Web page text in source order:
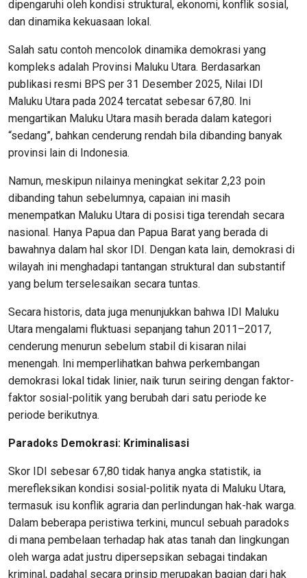
dipengaruhi oleh kondisi struktural, ekonomi, konflik sosial,
dan dinamika kekuasaan lokal.
Salah satu contoh mencolok dinamika demokrasi yang
kompleks adalah Provinsi Maluku Utara. Berdasarkan
publikasi resmi BPS per 31 Desember 2025, Nilai IDI
Maluku Utara pada 2024 tercatat sebesar 67,80. Ini
mengartikan Maluku Utara masih berada dalam kategori
“sedang”, bahkan cenderung rendah bila dibanding banyak
provinsi lain di Indonesia.
Namun, meskipun nilainya meningkat sekitar 2,23 poin
dibanding tahun sebelumnya, capaian ini masih
menempatkan Maluku Utara di posisi tiga terendah secara
nasional. Hanya Papua dan Papua Barat yang berada di
bawahnya dalam hal skor IDI. Dengan kata lain, demokrasi di
wilayah ini menghadapi tantangan struktural dan substantif
yang belum terselesaikan secara tuntas.
Secara historis, data juga menunjukkan bahwa IDI Maluku
Utara mengalami fluktuasi sepanjang tahun 2011–2017,
cenderung menurun sebelum stabil di kisaran nilai
menengah. Ini memperlihatkan bahwa perkembangan
demokrasi lokal tidak linier, naik turun seiring dengan faktor-
faktor sosial-politik yang berubah dari satu periode ke
periode berikutnya.
Paradoks Demokrasi: Kriminalisasi
Skor IDI sebesar 67,80 tidak hanya angka statistik, ia
merefleksikan kondisi sosial-politik nyata di Maluku Utara,
termasuk isu konflik agraria dan perlindungan hak-hak warga.
Dalam beberapa peristiwa terkini, muncul sebuah paradoks
di mana pembelaan terhadap hak atas tanah dan lingkungan
oleh warga adat justru dipersepsikan sebagai tindakan
kriminal, padahal secara prinsip merupakan bagian dari hak